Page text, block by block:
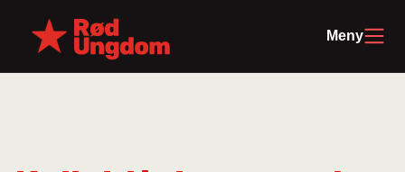
Meny